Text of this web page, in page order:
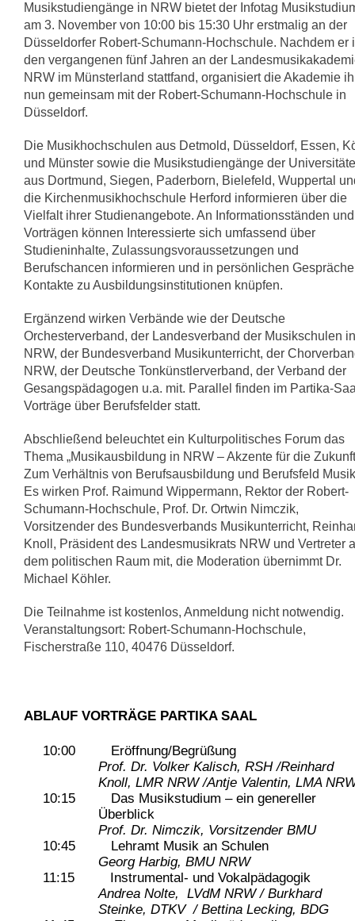
Musikstudiengänge in NRW bietet der Infotag
am 3. November von 10:00 bis 15:30 Uhr erstmalig an der
Düsseldorfer Robert-Schumann-Hochschule. Nachdem er
den vergangenen fünf Jahren an der
NRW im Münsterland stattfand, organisiert die Akademie
nun gemeinsam mit der Robert-Schumann-Hochschule in
Düsseldorf.
Die Musikhochschulen aus Detmold, Düsseldorf, Essen,
und Münster sowie die Musikstudiengänge der
aus Dortmund, Siegen, Paderborn, Bielefeld, Wuppertal
die Kirchenmusikhochschule Herford informieren über die
Vielfalt ihrer Studienangebote. An Informationsständen
Vorträgen können Interessierte sich umfassend über
Studieninhalte, Zulassungsvoraussetzungen und
Berufschancen informieren und in persönlichen
Kontakte zu Ausbildungsinstitutionen knüpfen.
Ergänzend wirken Verbände wie der Deutsche
Orchesterverband, der Landesverband der Musikschulen in
NRW, der Bundesverband Musikunterricht, der
NRW, der Deutsche Tonkünstlerverband, der Verband der
Gesangspädagogen u.a. mit. Parallel finden im Partika-
Vorträge über Berufsfelder statt.
Abschließend beleuchtet ein Kulturpolitisches Forum das
Thema „Musikausbildung in NRW – Akzente für die
Zum Verhältnis von Berufsausbildung und Berufsfeld
Es wirken Prof. Raimund Wippermann, Rektor der Robert-
Schumann-Hochschule, Prof. Dr. Ortwin Nimczik,
Vorsitzender des Bundesverbands Musikunterricht,
Knoll, Präsident des Landesmusikrats NRW und Vertreter
dem politischen Raum mit, die Moderation übernimmt Dr.
Michael Köhler.
Die Teilnahme ist kostenlos, Anmeldung nicht notwendig.
Veranstaltungsort: Robert-Schumann-Hochschule,
Fischerstraße 110, 40476 Düsseldorf.
ABLAUF VORTRÄGE PARTIKA SAAL
10:00 Eröffnung/Begrüßung
Prof. Dr. Volker Kalisch, RSH /Reinhard
Knoll, LMR NRW /Antje Valentin, LMA
10:15 Das Musikstudium – ein genereller
Überblick
Prof. Dr. Nimczik, Vorsitzender BMU
10:45 Lehramt Musik an Schulen
Georg Harbig, BMU NRW
11:15 Instrumental- und Vokalpädagogik
Andrea Nolte, LVdM NRW / Burkhard
Steinke, DTKV / Bettina Lecking, BDG